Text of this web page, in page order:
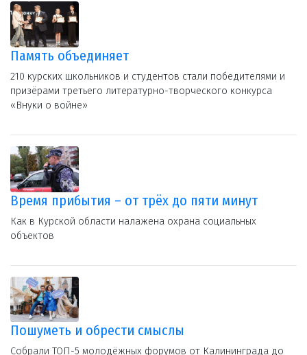
Память объединяет
210 курских школьников и студентов стали победителями и
призёрами третьего литературно-творческого конкурса
«Внуки о войне»
Время прибытия – от трёх до пяти минут
Как в Курской области налажена охрана социальных
объектов
Пошуметь и обрести смыслы
Собрали ТОП-5 молодёжных форумов от Калининграда до